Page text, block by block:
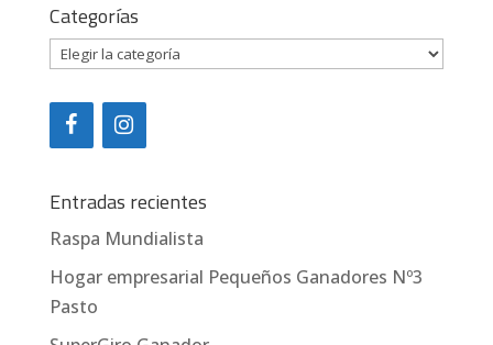
Categorías
Categorías
Entradas recientes
Raspa Mundialista
Hogar empresarial Pequeños Ganadores Nº3
Pasto